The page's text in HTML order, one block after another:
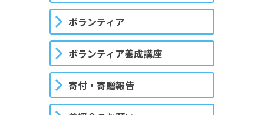
ボランティア
ボランティア養成講座
寄付・寄贈報告